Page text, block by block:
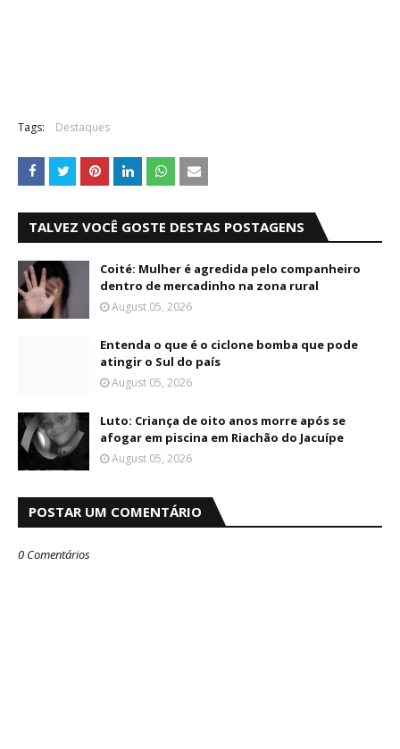
Tags: Destaques
TALVEZ VOCÊ GOSTE DESTAS POSTAGENS
Coité: Mulher é agredida pelo companheiro
dentro de mercadinho na zona rural
August 05, 2026
Entenda o que é o ciclone bomba que pode
atingir o Sul do país
August 05, 2026
Luto: Criança de oito anos morre após se
afogar em piscina em Riachão do Jacuípe
August 05, 2026
POSTAR UM COMENTÁRIO
0 Comentários